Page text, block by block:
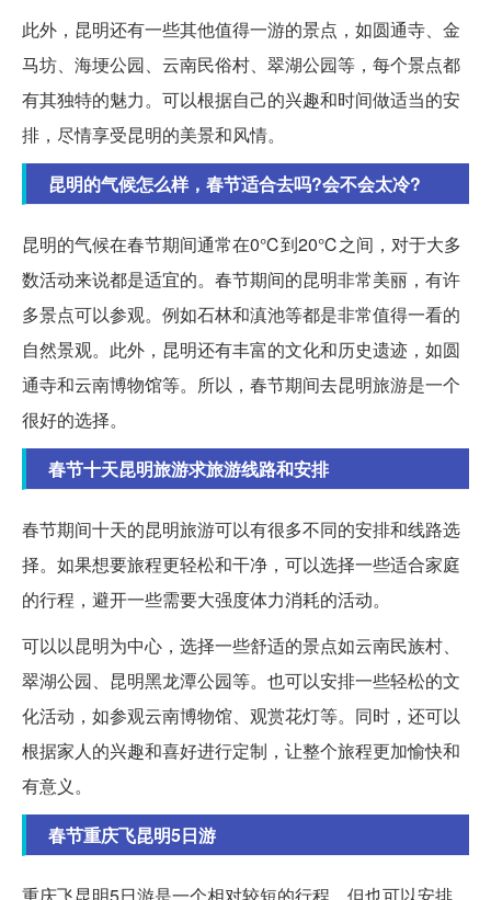
此外，昆明还有一些其他值得一游的景点，如圆通寺、金
马坊、海埂公园、云南民俗村、翠湖公园等，每个景点都
有其独特的魅力。可以根据自己的兴趣和时间做适当的安
排，尽情享受昆明的美景和风情。
昆明的气候怎么样，春节适合去吗?会不会太冷?
昆明的气候在春节期间通常在0℃到20℃之间，对于大多
数活动来说都是适宜的。春节期间的昆明非常美丽，有许
多景点可以参观。例如石林和滇池等都是非常值得一看的
自然景观。此外，昆明还有丰富的文化和历史遗迹，如圆
通寺和云南博物馆等。所以，春节期间去昆明旅游是一个
很好的选择。
春节十天昆明旅游求旅游线路和安排
春节期间十天的昆明旅游可以有很多不同的安排和线路选
择。如果想要旅程更轻松和干净，可以选择一些适合家庭
的行程，避开一些需要大强度体力消耗的活动。
可以以昆明为中心，选择一些舒适的景点如云南民族村、
翠湖公园、昆明黑龙潭公园等。也可以安排一些轻松的文
化活动，如参观云南博物馆、观赏花灯等。同时，还可以
根据家人的兴趣和喜好进行定制，让整个旅程更加愉快和
有意义。
春节重庆飞昆明5日游